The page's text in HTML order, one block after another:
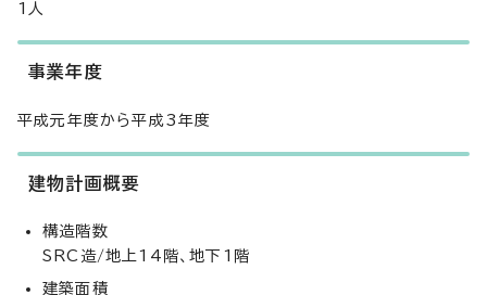
1人
事業年度
平成元年度から平成3年度
建物計画概要
構造階数
SRC造/地上14階、地下1階
建築面積